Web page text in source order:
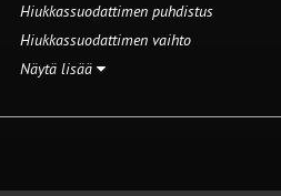
Hiukkassuodattimen puhdistus
Hiukkassuodattimen vaihto
Näytä lisää